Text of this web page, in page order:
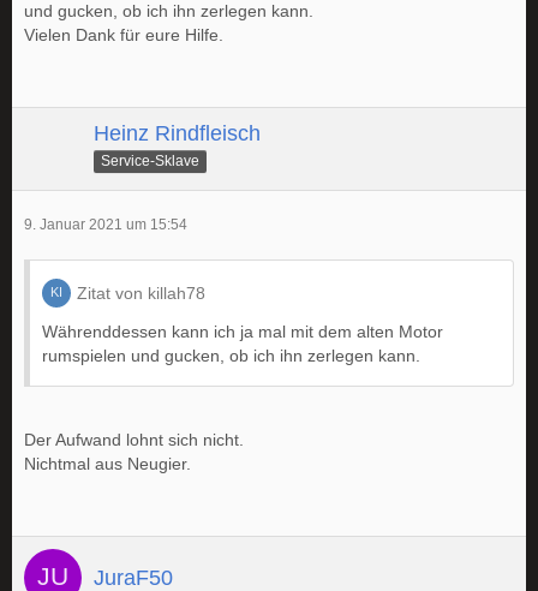
und gucken, ob ich ihn zerlegen kann.
Vielen Dank für eure Hilfe.
Heinz Rindfleisch
Service-Sklave
9. Januar 2021 um 15:54
Zitat von killah78
Währenddessen kann ich ja mal mit dem alten Motor
rumspielen und gucken, ob ich ihn zerlegen kann.
Der Aufwand lohnt sich nicht.
Nichtmal aus Neugier.
JuraF50